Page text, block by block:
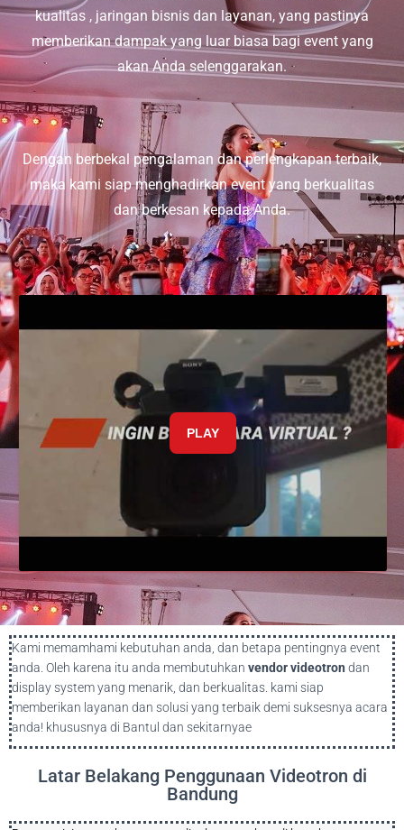
kualitas , jaringan bisnis dan layanan, yang pastinya
memberikan dampak yang luar biasa bagi event yang
akan Anda selenggarakan.
Dengan berbekal pengalaman dan perlengkapan terbaik,
maka kami siap menghadirkan event yang berkualitas
dan berkesan kepada Anda.
PLAY
Kami memamhami kebutuhan anda, dan betapa pentingnya event
anda. Oleh karena itu anda membutuhkan vendor videotron dan
display system yang menarik, dan berkualitas. kami siap
memberikan layanan dan solusi yang terbaik demi suksesnya acara
anda! khususnya di Bantul dan sekitarnyae
Latar Belakang Penggunaan Videotron di
Bandung